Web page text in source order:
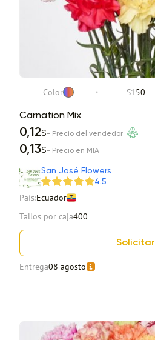
Color S150
Carnation Mix
0,12$- Precio del vendedor
0,13$- Precio en MIA
San José Flowers
4.5
País:Ecuador
Tallos por caja400
Solicitar
Entrega08 agosto